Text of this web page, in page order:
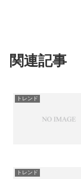
関連記事
トレンド
トレンド